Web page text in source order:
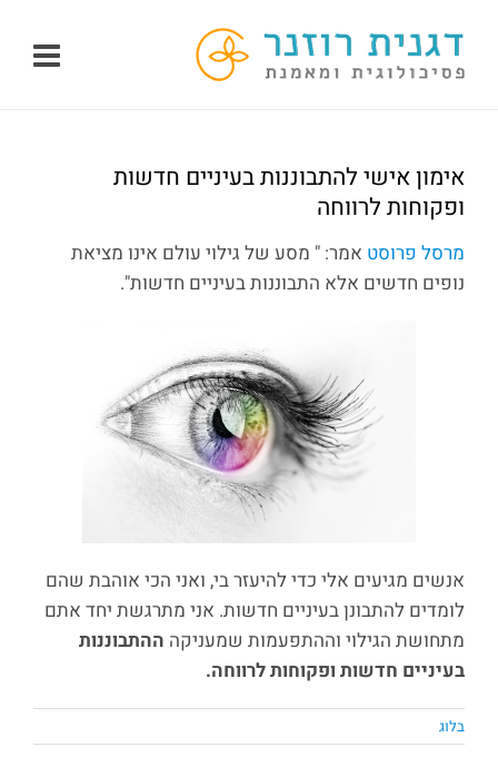
לתוכן
אימון אישי להתבוננות בעיניים חדשות
ופקוחות לרווחה
מרסל פרוסט אמר: " מסע של גילוי עולם אינו מציאת
נופים חדשים אלא התבוננות בעיניים חדשות".
אנשים מגיעים אלי כדי להיעזר בי, ואני הכי אוהבת שהם
לומדים להתבונן בעיניים חדשות. אני מתרגשת יחד אתם
מתחושת הגילוי וההתפעמות שמעניקה ההתבוננות
בעיניים חדשות ופקוחות לרווחה.
בלוג